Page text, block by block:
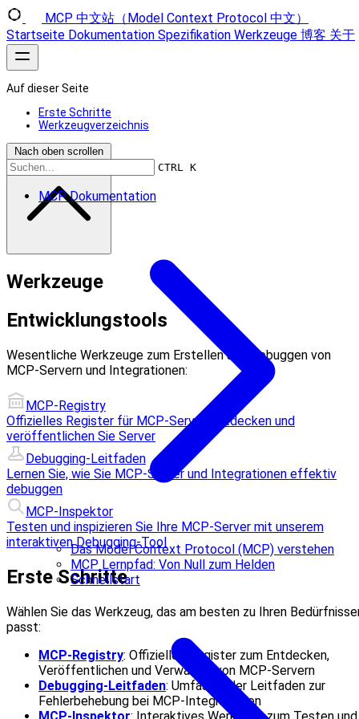
MCP 中文站（Model Context Protocol 中文）
Startseite Dokumentation Spezifikation Werkzeuge 博客 关于
CTRL K
MCP Dokumentation
Das Model Context Protocol (MCP) verstehen
MCP Lernpfad: Von Null zum Helden
Schnellstart
Auf dieser Seite
Erste Schritte
Werkzeugverzeichnis
Nach oben scrollen
Werkzeuge
Entwicklungstools
Wesentliche Werkzeuge zum Erstellen und Debuggen von
MCP-Servern und Integrationen:
MCP-Registry
Offizielles Register für MCP-Server, entdecken und
veröffentlichen Sie Server
Debugging-Leitfaden
Lernen Sie, wie Sie MCP-Server und Integrationen effektiv
debuggen
MCP-Inspektor
Testen und inspizieren Sie Ihre MCP-Server mit unserem
interaktiven Debugging-Tool
Erste Schritte
Wählen Sie das Werkzeug, das am besten zu Ihren
passt:
MCP-Registry: Offizielles Register zum Entdecken,
Veröffentlichen und Verwalten von MCP-Servern
Debugging-Leitfaden: Umfassender Leitfaden zur
Fehlerbehebung bei MCP-Integrationen
MCP-Inspektor: Interaktives Werkzeug zum Testen und